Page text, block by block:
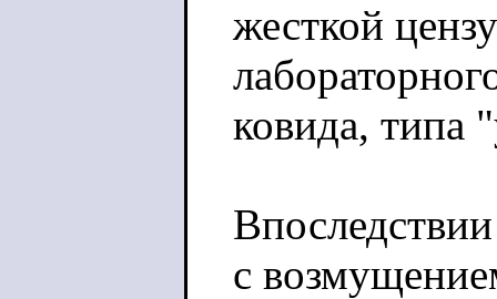
жесткой
ковида, типа
с